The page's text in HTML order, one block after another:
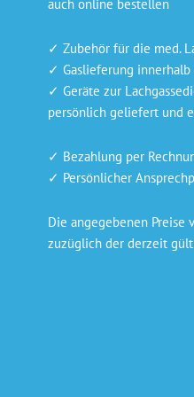
auch online bestellen
✓ Zubehör für die med.
✓ Gaslieferung innerhalb
✓ Geräte zur
persönlich geliefert und
✓ Bezahlung per
✓ Persönlicher
Die angegebenen Preise
zuzüglich der derzeit